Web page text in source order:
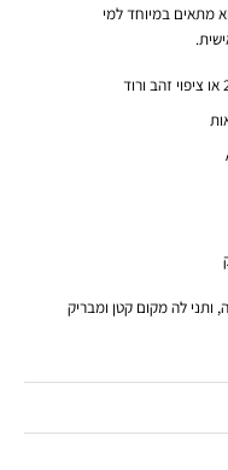
מתאים במיוחד למי
ותני לה מקום קטן ומבריק